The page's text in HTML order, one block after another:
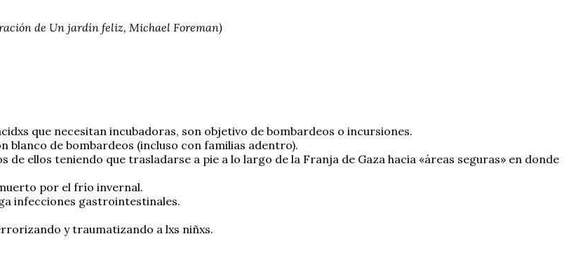
de Un jardín feliz, Michael Foreman)
que necesitan incubadoras, son objetivo de bombardeos o incursiones.
blanco de bombardeos (incluso con familias adentro).
de ellos teniendo que trasladarse a pie a lo largo de la Franja de Gaza hacia «áreas seguras» en donde
por el frío invernal.
infecciones gastrointestinales.
y traumatizando a lxs niñxs.